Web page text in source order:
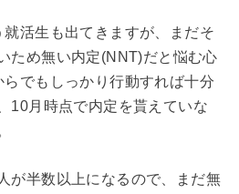
活生も出てきますが、まだそ
ため無い内定(NNT)だと悩む心
でもしっかり行動すれば十分
10月時点で内定を貰えていな
が半数以上になるので、まだ無